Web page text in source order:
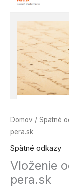
Domov / Spätné
pera.sk
Spätné odkazy
Vloženie
pera.sk
množstvo
odkazu
hlavnú
stránku
pera.sk